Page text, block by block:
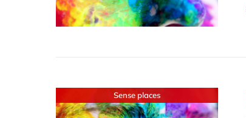
Sense places